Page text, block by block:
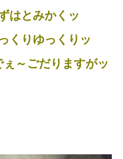
はとみかくッ
くりゆっくりッ
～ごだりますがッ